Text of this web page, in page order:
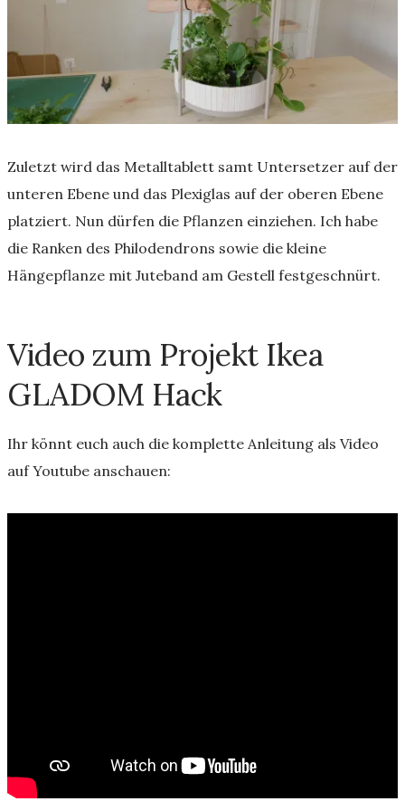
Zuletzt wird das Metalltablett samt Untersetzer auf der
unteren Ebene und das Plexiglas auf der oberen Ebene
platziert. Nun dürfen die Pflanzen einziehen. Ich habe
die Ranken des Philodendrons sowie die kleine
Hängepflanze mit Juteband am Gestell festgeschnürt.
Video zum Projekt Ikea
GLADOM Hack
Ihr könnt euch auch die komplette Anleitung als Video
auf Youtube anschauen: